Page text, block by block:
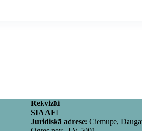
Rekvizīti
SIA AFI
Juridiskā adrese: Ciemupe,